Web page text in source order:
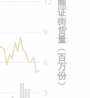
3
6
9
熊
证
街
货
量
︵
百
万
份
︶